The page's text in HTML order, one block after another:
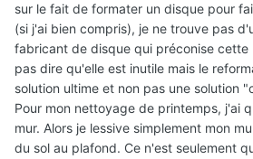
sur le fait de formater un disque pour
(si j'ai bien compris), je ne trouve pas
fabricant de disque qui préconise cette
pas dire qu'elle est inutile mais le
solution ultime et non pas une solution
Pour mon nettoyage de printemps, j'ai
mur. Alors je lessive simplement mon
du sol au plafond. Ce n'est seulement